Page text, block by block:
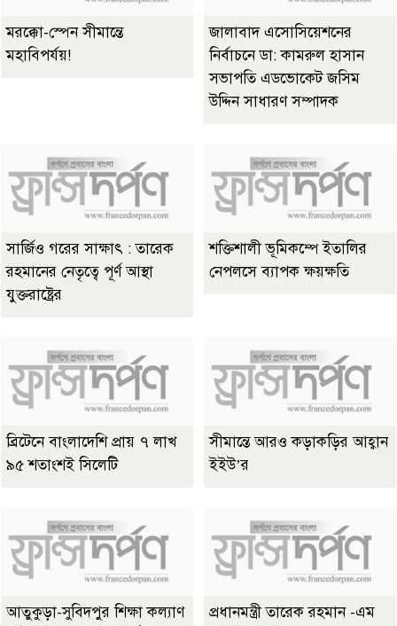
মরক্কো-স্পেন সীমান্তে
মহাবিপর্যয়!
জালাবাদ এসোসিয়েশনের
নির্বাচনে ডা: কামরুল হাসান
সভাপতি এডভোকেট জসিম
উদ্দিন সাধারণ সম্পাদক
সার্জিও গরের সাক্ষাৎ : তারেক
রহমানের নেতৃত্বে পূর্ণ আস্থা
যুক্তরাষ্ট্রের
শক্তিশালী ভূমিকম্পে ইতালির
নেপলসে ব্যাপক ক্ষয়ক্ষতি
ব্রিটেনে বাংলাদেশি প্রায় ৭ লাখ
৯৫ শতাংশই সিলেটি
সীমান্তে আরও কড়াকড়ির আহ্বান
ইইউ’র
আতুকুড়া-সুবিদপুর শিক্ষা কল্যাণ
প্রধানমন্ত্রী তারেক রহমান -এম